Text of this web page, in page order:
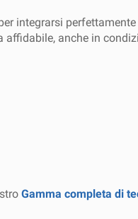
integrarsi
anche in
Gamma completa di